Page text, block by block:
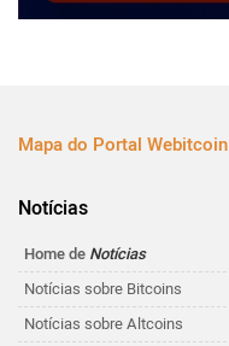
Mapa do Portal Webitcoin
Notícias
Home de Notícias
Notícias sobre Bitcoins
Notícias sobre Altcoins